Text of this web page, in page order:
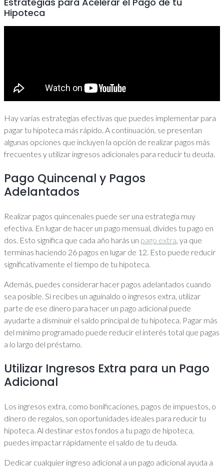
Hipoteca
Hay varias estrategias efectivas que puedes implementar para
pagar tu hipoteca más rápido. A continuación, se presentan
algunas opciones que incluyen la opción de realizar pagos más
frecuentes y utilizar ingresos adicionales para reducir tu deuda.
Pago Quincenal y Pagos
Adelantados
Realizar pagos quincenales puede ser una estrategia muy
efectiva. En lugar de hacer un pago mensual, divides tu pago en
dos. Esto significa que cada año harás un pago extra, ya que
terminas haciendo 26 pagos en lugar de 12. Esto puede reducir
significativamente el tiempo de tu hipoteca.
Además, puedes considerar hacer pagos adelantados cuando
sea posible. Si recibes un aguinaldo o ingresos extra, utilizar
parte de ese dinero para hacer un pago adicional puede
ayudarte a disminuir el saldo principal de tu hipoteca. Pagar más
del mínimo programado puede reducir el interés total que pagas
a lo largo del préstamo.
Utilizar Ingresos Extra para un Pago
Adicional
Los ingresos extra, como bonificaciones, pagos de impuestos, o
dinero de regalos, son oportunidades ideales para reducir tu
hipoteca. Al destinar estos fondos a tu pago de hipoteca,
puedes impactar rápidamente el saldo de tu deuda.
Dedicar cualquier ingreso adicional a un pago adicional ayuda a